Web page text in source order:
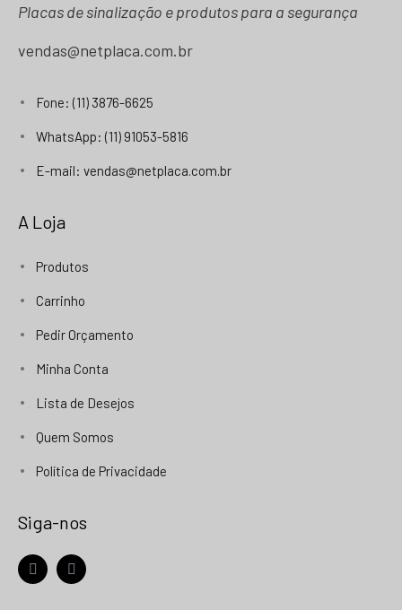
Placas de sinalização e produtos para a segurança
vendas@netplaca.com.br
Fone: (11) 3876-6625
WhatsApp: (11) 91053-5816
E-mail: vendas@netplaca.com.br
A Loja
Produtos
Carrinho
Pedir Orçamento
Minha Conta
Lista de Desejos
Quem Somos
Política de Privacidade
Siga-nos